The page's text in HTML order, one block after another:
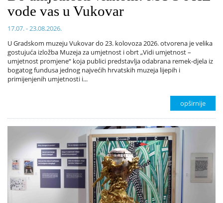
vode vas u Vukovar
17.07. - 23.08.2026.
U Gradskom muzeju Vukovar do 23. kolovoza 2026. otvorena je velika
gostujuća izložba Muzeja za umjetnost i obrt „Vidi umjetnost –
umjetnost promjene“ koja publici predstavlja odabrana remek-djela iz
bogatog fundusa jednog najvećih hrvatskih muzeja lijepih i
primijenjenih umjetnosti i...
opširnije